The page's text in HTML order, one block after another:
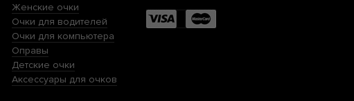
Женские очки
Очки для водителей
Очки для компьютера
Оправы
Детские очки
Аксессуары для очков